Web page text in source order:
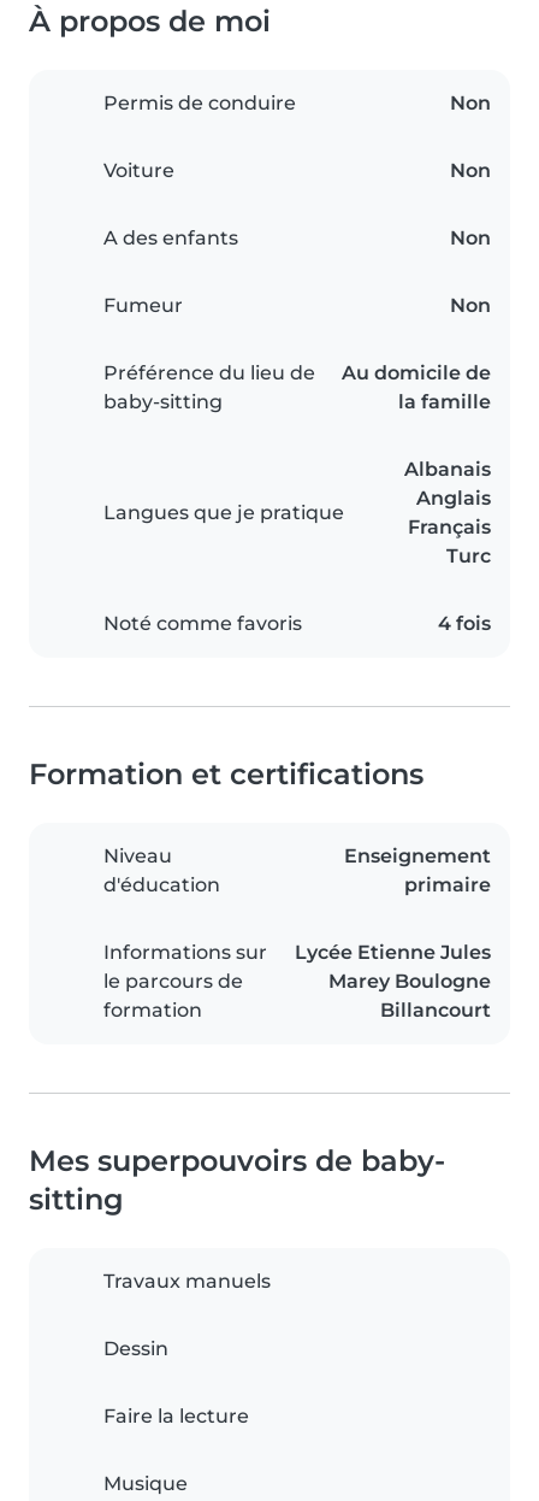
À propos de moi
Permis de conduire Non
Voiture Non
A des enfants Non
Fumeur Non
Préférence du lieu de
baby-sitting
Au domicile de
la famille
Langues que je pratique
Albanais
Anglais
Français
Turc
Noté comme favoris 4 fois
Formation et certifications
Niveau
d'éducation
Enseignement
primaire
Informations sur
le parcours de
formation
Lycée Etienne Jules
Marey Boulogne
Billancourt
Mes superpouvoirs de baby-
sitting
Travaux manuels
Dessin
Faire la lecture
Musique